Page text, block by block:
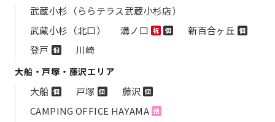
武蔵小杉（ららテラス武蔵小杉店）
武蔵小杉（北口）
溝ノ口 祝 個 新百合ヶ丘 個
登戸 個 川崎
大船・戸塚・藤沢エリア
大船 個 戸塚 個 藤沢 個
CAMPING OFFICE HAYAMA 他